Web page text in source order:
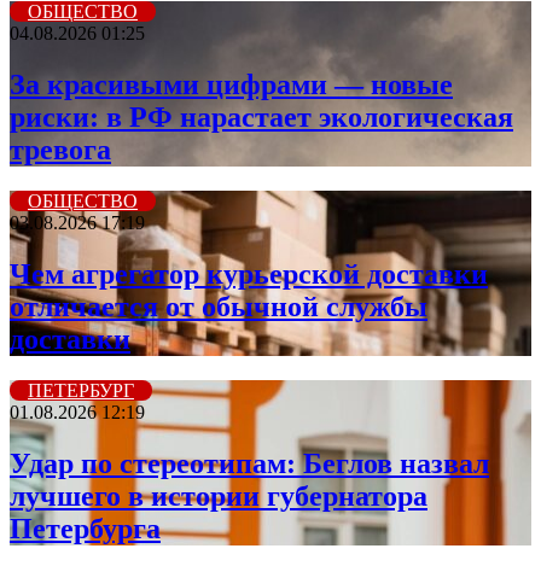
ОБЩЕСТВО
04.08.2026 01:25
За красивыми цифрами — новые
риски: в РФ нарастает экологическая
тревога
ОБЩЕСТВО
03.08.2026 17:19
Чем агрегатор курьерской доставки
отличается от обычной службы
доставки
ПЕТЕРБУРГ
01.08.2026 12:19
Удар по стереотипам: Беглов назвал
лучшего в истории губернатора
Петербурга